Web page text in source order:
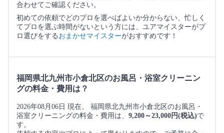
合わせてご確認ください。
初めての依頼でどのプロを選べばよいか分からない、忙しく
てプロを選ぶ時間がないという方には、ユアマイスターがプ
ロ選びをする おまかせマイスターがおすすめです！
福岡県北九州市小倉北区のお風呂・浴室クリーニン
グの料金・費用は？
2026年08月06日 現在、 福岡県北九州市小倉北区のお風呂・
浴室クリーニングの料金・費用は、 9,200～23,000円(税込)で
す。